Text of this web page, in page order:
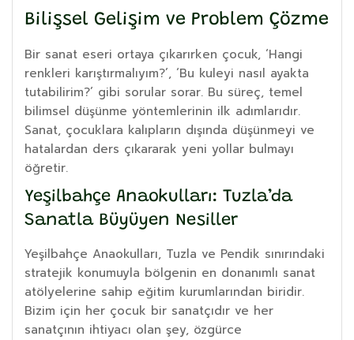
Bilişsel Gelişim ve Problem Çözme
Bir sanat eseri ortaya çıkarırken çocuk, ‘Hangi
renkleri karıştırmalıyım?’, ‘Bu kuleyi nasıl ayakta
tutabilirim?’ gibi sorular sorar. Bu süreç, temel
bilimsel düşünme yöntemlerinin ilk adımlarıdır.
Sanat, çocuklara kalıpların dışında düşünmeyi ve
hatalardan ders çıkararak yeni yollar bulmayı
öğretir.
Yeşilbahçe Anaokulları: Tuzla’da
Sanatla Büyüyen Nesiller
Yeşilbahçe Anaokulları, Tuzla ve Pendik sınırındaki
stratejik konumuyla bölgenin en donanımlı sanat
atölyelerine sahip eğitim kurumlarından biridir.
Bizim için her çocuk bir sanatçıdır ve her
sanatçının ihtiyacı olan şey, özgürce